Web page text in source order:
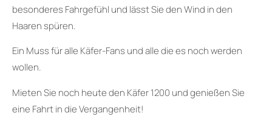
besonderes Fahrgefühl und lässt Sie den Wind in den
Haaren spüren.
Ein Muss für alle Käfer-Fans und alle die es noch werden
wollen.
Mieten Sie noch heute den Käfer 1200 und genießen Sie
eine Fahrt in die Vergangenheit!